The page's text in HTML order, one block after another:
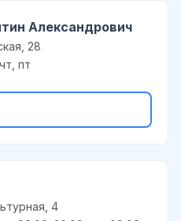
Александрович
28
пт
4